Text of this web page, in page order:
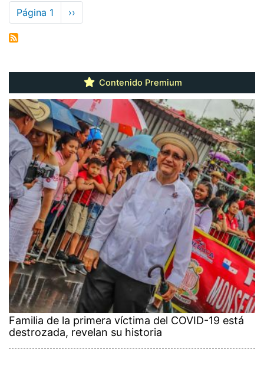
Paginación
Página 1
Siguiente
página
››
Contenido Premium
Familia de la primera víctima del COVID-19 está
destrozada, revelan su historia